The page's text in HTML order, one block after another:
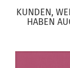
KUNDEN,
HABEN